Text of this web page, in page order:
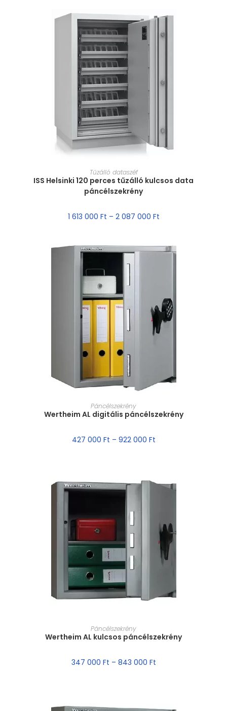
MÉRET VÁLASZTÁSA
Tűzálló dataszéf
ISS Helsinki 120 perces tűzálló kulcsos data
páncélszekrény
1 613 000 Ft – 2 087 000 Ft
MÉRET VÁLASZTÁSA
Páncélszekrény
Wertheim AL digitális páncélszekrény
427 000 Ft – 922 000 Ft
MÉRET VÁLASZTÁSA
Páncélszekrény
Wertheim AL kulcsos páncélszekrény
347 000 Ft – 843 000 Ft